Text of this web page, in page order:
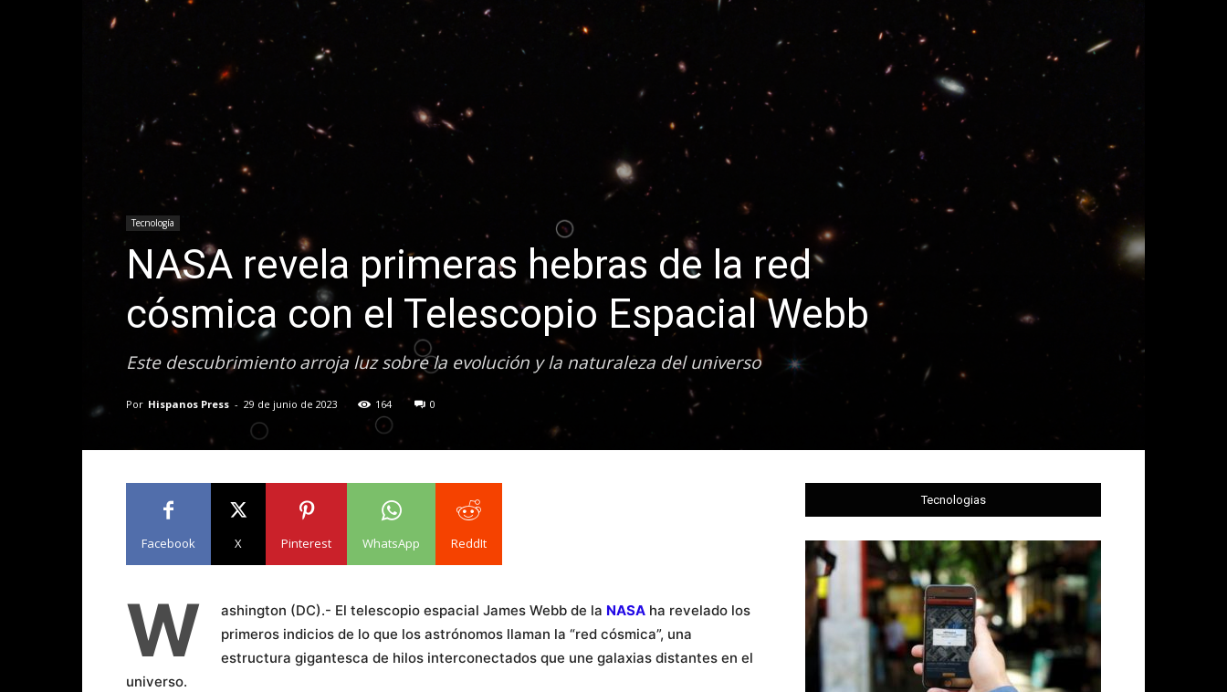
Tecnología
NASA revela primeras hebras de la red
cósmica con el Telescopio Espacial Webb
Este descubrimiento arroja luz sobre la evolución y la naturaleza del universo
Por Hispanos Press - 29 de junio de 2023 164 0
Facebook X Pinterest WhatsApp ReddIt
W ashington (DC).- El telescopio espacial James Webb de la NASA ha revelado los
primeros indicios de lo que los astrónomos llaman la “red cósmica”, una
estructura gigantesca de hilos interconectados que une galaxias distantes en el
universo.
Tecnologias